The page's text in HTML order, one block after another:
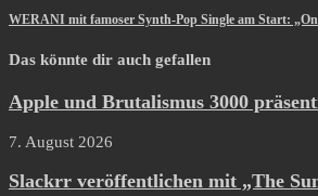
WERANI mit famoser Synth-Pop Single am Start:
Das könnte dir auch gefallen
Apple und Brutalismus 3000
7. August 2026
Slackrr veröffentlichen mit „The